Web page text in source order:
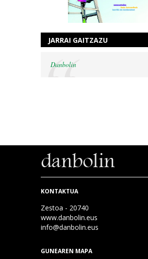
JARRAI GAITZAZU
Danbolin
KONTAKTUA
Zestoa - 20740
www.danbolin.eus
info@danbolin.eus
GUNEAREN MAPA